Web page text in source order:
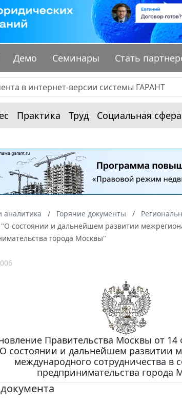
Демо Семинары Стать
Практика Труд Социальная сфера
аналитика Горячие документы
состоянии и дальнейшем развитии
города Москвы"
Правительства Москвы от 14
состоянии и дальнейшем развитии
международного сотрудничества в
предпринимательства города